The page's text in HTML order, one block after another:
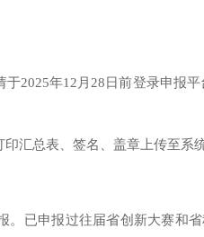
2025年12月28日前登录申报
汇总表、签名、盖章上传至系统
。已申报过往届省创新大赛和